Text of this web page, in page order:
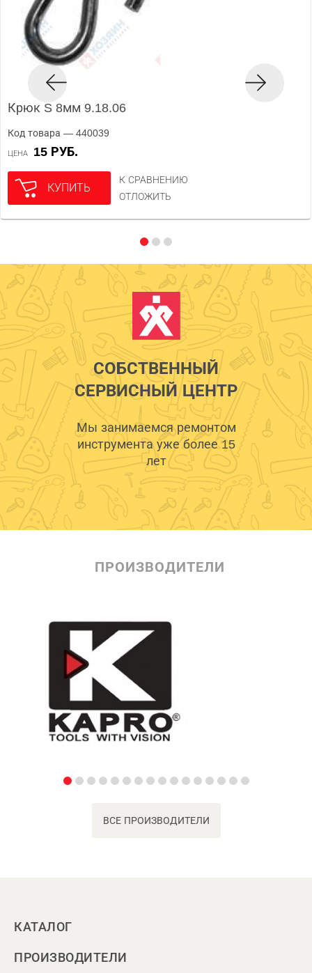
Крюк S 8мм 9.18.06
Код товара — 440039
ЦЕНА 15 РУБ.
КУПИТЬ
К СРАВНЕНИЮ
ОТЛОЖИТЬ
СОБСТВЕННЫЙ
СЕРВИСНЫЙ ЦЕНТР
Мы занимаемся ремонтом
инструмента уже более 15
лет
ПРОИЗВОДИТЕЛИ
ВСЕ ПРОИЗВОДИТЕЛИ
КАТАЛОГ
ПРОИЗВОДИТЕЛИ